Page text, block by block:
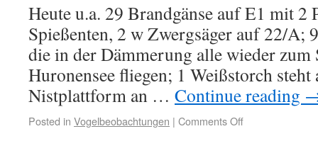
Heute u.a. 29 Brandgänse auf E1 mit 2
Spießenten, 2 w Zwergsäger auf 22/A;
die in der Dämmerung alle wieder zum
Huronensee fliegen; 1 Weißstorch steht
Nistplattform an … Continue reading
Posted in Vogelbeobachtungen | Comments Off